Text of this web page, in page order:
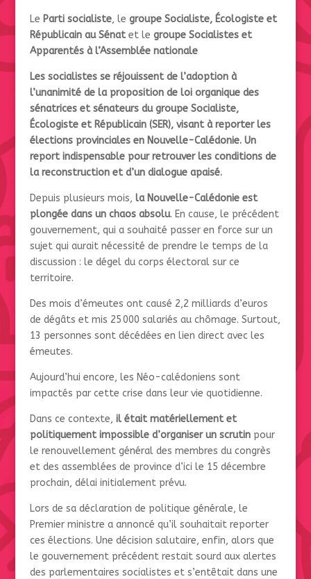
Le Parti socialiste, le groupe Socialiste, Écologiste et
Républicain au Sénatet le groupe Socialistes et
Apparentés à l’Assemblée nationale
Les socialistes se réjouissent de l’adoption à
l’unanimité de la proposition de loi organique des
sénatrices et sénateurs du groupe Socialiste,
Écologiste et Républicain (SER), visant à reporter les
élections provinciales en Nouvelle-Calédonie. Un
report indispensable pour retrouver les conditions de
la reconstruction et d’un dialogue apaisé.
Depuis plusieurs mois, la Nouvelle-Calédonie est
plongée dans un chaos absolu. En cause, le précédent
gouvernement, qui a souhaité passer en force sur un
sujet qui aurait nécessité de prendre le temps de la
discussion : le dégel du corps électoral sur ce
territoire.
Des mois d’émeutes ont causé 2,2 milliards d’euros
de dégâts et mis 25 000 salariés au chômage. Surtout,
13 personnes sont décédées en lien direct avec les
émeutes.
Aujourd’hui encore, les Néo-calédoniens sont
impactés par cette crise dans leur vie quotidienne.
Dans ce contexte, il était matériellement et
politiquement impossible d’organiser un scrutinpour
le renouvellement général des membres du congrès
et des assemblées de province d’ici le 15 décembre
prochain, délai initialement prévu.
Lors de sa déclaration de politique générale, le
Premier ministre a annoncé qu’il souhaitait reporter
ces élections. Une décision salutaire, enfin, alors que
le gouvernement précédent restait sourd aux alertes
des parlementaires socialistes et s’entêtait dans une